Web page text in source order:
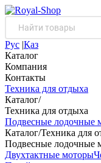
Рус |Қаз
Каталог
Компания
Контакты
Техника для отдыха
Каталог/
Техника для отдыха
Подвесные лодочные
Каталог/Техника для
Подвесные лодочные
Двухтактные моторы